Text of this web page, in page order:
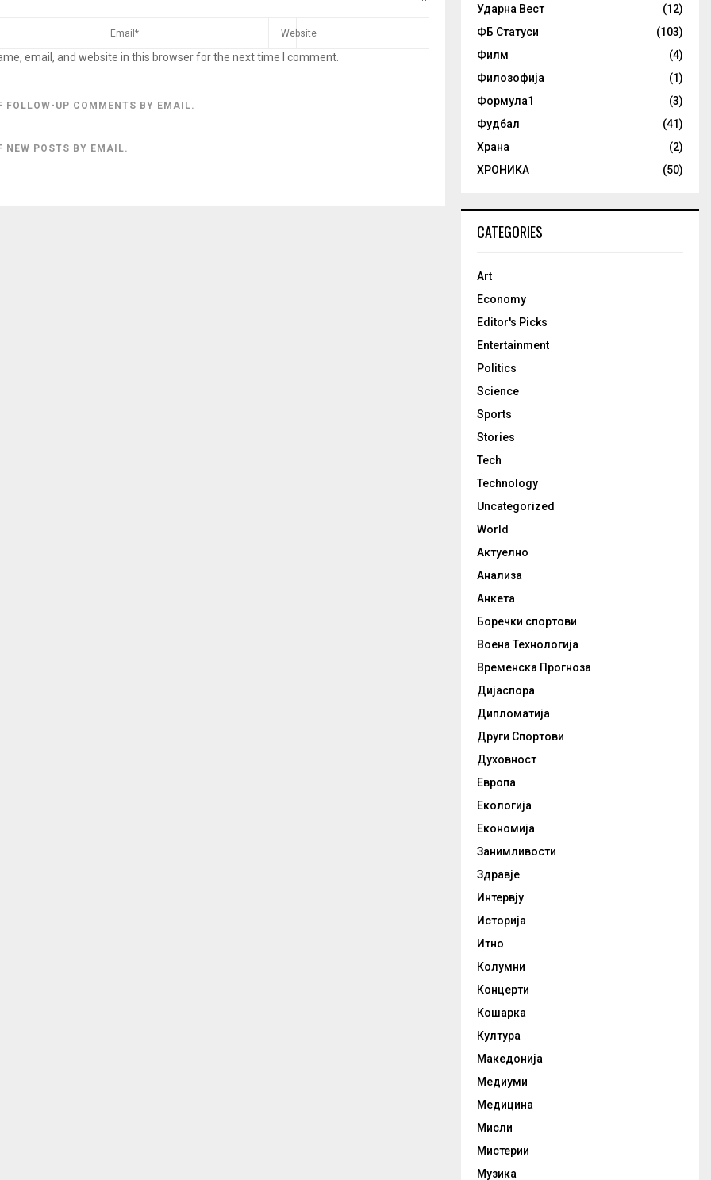
email, and website in this browser for the next time I comment.
FOLLOW-UP COMMENTS BY EMAIL.
NEW POSTS BY EMAIL.
Ударна Вест
(12)
ФБ Статуси
(103)
Филм
(4)
Филозофија
(1)
Формула1
(3)
Фудбал
(41)
Храна
(2)
ХРОНИКА
(50)
CATEGORIES
Art
Economy
Editor's Picks
Entertainment
Politics
Science
Sports
Stories
Tech
Technology
Uncategorized
World
Актуелно
Анализа
Анкета
Боречки спортови
Воена Технологија
Временска Прогноза
Дијаспора
Дипломатија
Други Спортови
Духовност
Европа
Екологија
Економија
Занимливости
Здравје
Интервју
Историја
Итно
Колумни
Концерти
Кошарка
Култура
Македонија
Медиуми
Медицина
Мисли
Мистерии
Музика